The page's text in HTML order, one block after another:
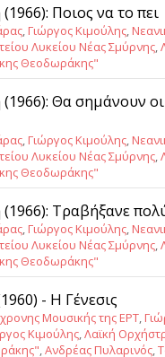
Ποιος να το πει
, Γιώργος Κιμούλης,
Λυκείου Νέας Σμύρνης,
Θεοδωράκης"
Θα σημάνουν οι
, Γιώργος Κιμούλης,
Λυκείου Νέας Σμύρνης,
Θεοδωράκης"
Τραβήξανε
, Γιώργος Κιμούλης,
Λυκείου Νέας Σμύρνης,
Θεοδωράκης"
- Η Γένεσις
Μουσικής της ΕΡΤ,
Κιμούλης,Λαϊκή
,Ανδρέας Πυλαρινός,